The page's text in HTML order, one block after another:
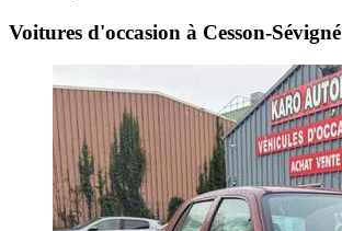
Voitures d'occasion à Cesson-Sévigné